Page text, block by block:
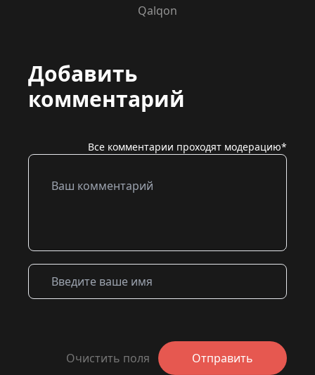
Qalqon
Добавить
комментарий
Все комментарии проходят модерацию*
Очистить поля Отправить